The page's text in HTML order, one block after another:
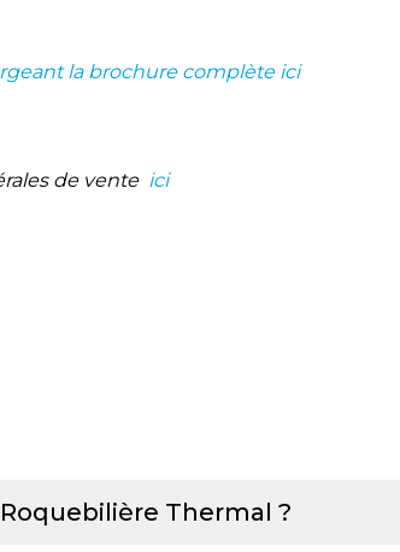
la brochure complète ici
de vente ici
Thermal ?